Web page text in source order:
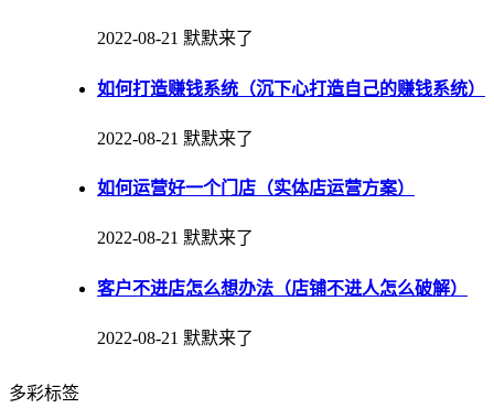
2022-08-21 默默来了
如何打造赚钱系统（沉下心打造自己的赚钱系统）
2022-08-21 默默来了
如何运营好一个门店（实体店运营方案）
2022-08-21 默默来了
客户不进店怎么想办法（店铺不进人怎么破解）
2022-08-21 默默来了
多彩标签